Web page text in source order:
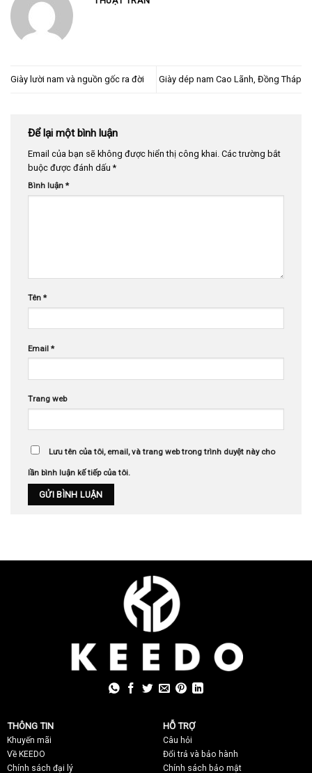
Giày lười nam và nguồn gốc ra đời Giày dép nam Cao Lãnh, Đồng Tháp
Để lại một bình luận
Email của bạn sẽ không được hiển thị công khai. Các trường bắt
buộc được đánh dấu*
Bình luận *
Tên *
Email *
Trang web
Lưu tên của tôi, email, và trang web trong trình duyệt này cho
lần bình luận kế tiếp của tôi.
THÔNG TIN
Khuyến mãi
Về KEEDO
Chính sách đại lý
HỖ TRỢ
Câu hỏi
Đổi trả và bảo hành
Chính sách bảo mật